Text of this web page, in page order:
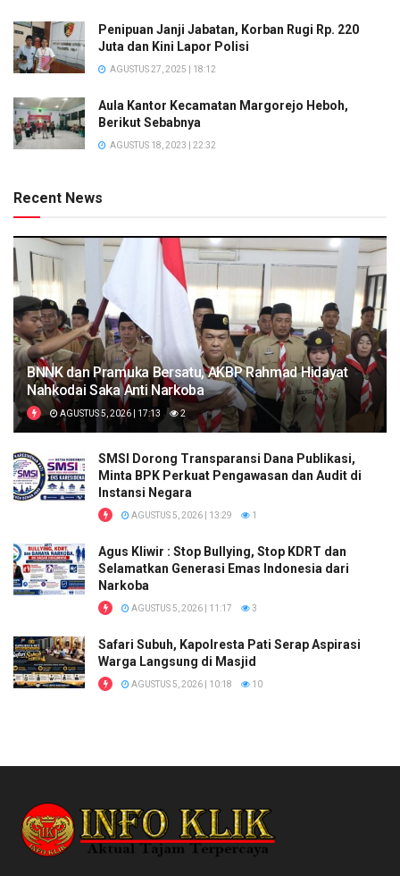
Penipuan Janji Jabatan, Korban Rugi Rp. 220
Juta dan Kini Lapor Polisi
AGUSTUS 27, 2025 | 18:12
Aula Kantor Kecamatan Margorejo Heboh,
Berikut Sebabnya
AGUSTUS 18, 2023 | 22:32
Recent News
BNNK dan Pramuka Bersatu, AKBP Rahmad Hidayat
Nahkodai Saka Anti Narkoba
AGUSTUS 5, 2026 | 17:13 2
SMSI Dorong Transparansi Dana Publikasi,
Minta BPK Perkuat Pengawasan dan Audit di
Instansi Negara
AGUSTUS 5, 2026 | 13:29 1
Agus Kliwir : Stop Bullying, Stop KDRT dan
Selamatkan Generasi Emas Indonesia dari
Narkoba
AGUSTUS 5, 2026 | 11:17 3
Safari Subuh, Kapolresta Pati Serap Aspirasi
Warga Langsung di Masjid
AGUSTUS 5, 2026 | 10:18 10